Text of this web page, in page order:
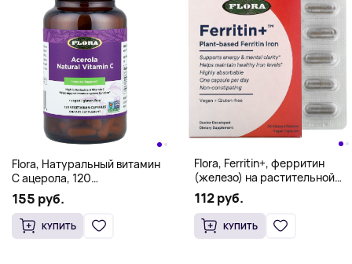
Flora, Натуральный витамин
C ацерола, 120
вегетарианских капсул
155 руб.
КУПИТЬ
Flora, Ferritin+, ферритин
(железо) на растительной
основе, 30 веганских капсул
с отсроченным
высвобождением
112 руб.
КУПИТЬ